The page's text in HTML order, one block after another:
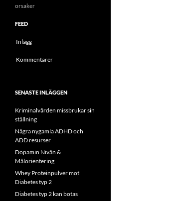
orsaker
FEED
Inlägg
Kommentarer
SENASTE INLÄGGEN
Kriminalvården missbrukar sin
ställning
Några nygamla ADHD och
ADD resurser
Dopamin Nivån &
Målorientering
Whey Proteinpulver mot
Diabetes typ 2
Diabetes typ 2 kan botas